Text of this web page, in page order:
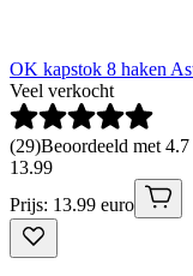
OK kapstok 8 haken
Veel verkocht
(29)Beoordeeld met
13.99
Prijs: 13.99 euro